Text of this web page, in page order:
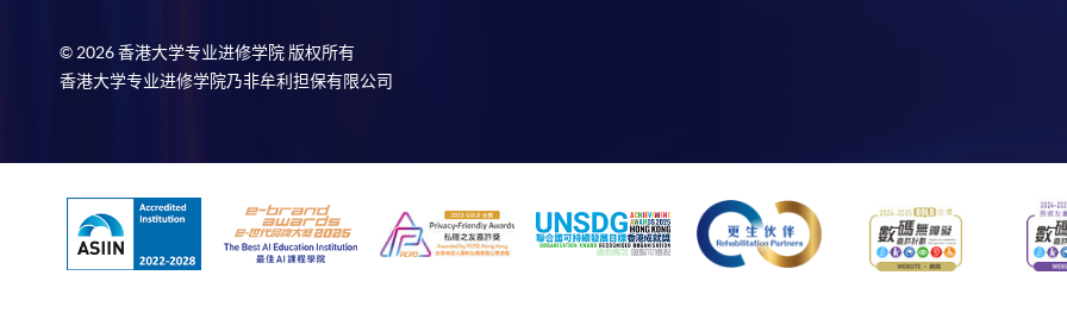
© 2026 香港大学专业进修学院 版权所有
香港大学专业进修学院乃非牟利担保有限公司